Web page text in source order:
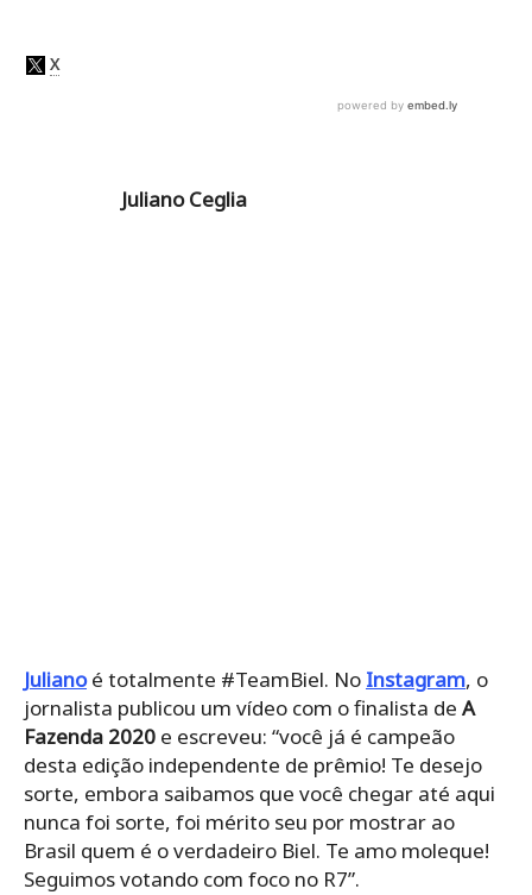
Juliano Ceglia
Julianoé totalmente #TeamBiel. No Instagram, o
jornalista publicou um vídeo com o finalista de A
Fazenda 2020 e escreveu: “você já é campeão
desta edição independente de prêmio! Te desejo
sorte, embora saibamos que você chegar até aqui
nunca foi sorte, foi mérito seu por mostrar ao
Brasil quem é o verdadeiro Biel. Te amo moleque!
Seguimos votando com foco no R7”.